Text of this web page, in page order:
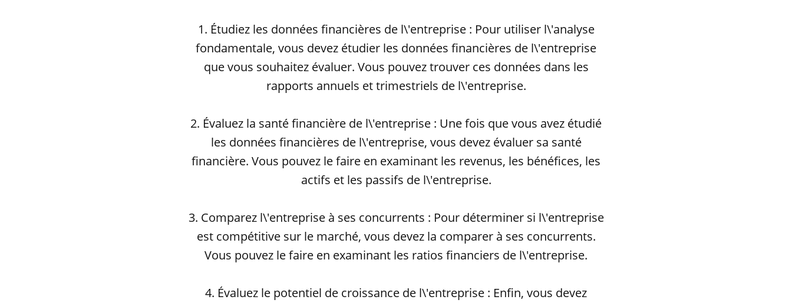
1. Étudiez les données financières de l\'entreprise : Pour utiliser l\'analyse
fondamentale, vous devez étudier les données financières de l\'entreprise
que vous souhaitez évaluer. Vous pouvez trouver ces données dans les
rapports annuels et trimestriels de l\'entreprise.
2. Évaluez la santé financière de l\'entreprise : Une fois que vous avez étudié
les données financières de l\'entreprise, vous devez évaluer sa santé
financière. Vous pouvez le faire en examinant les revenus, les bénéfices, les
actifs et les passifs de l\'entreprise.
3. Comparez l\'entreprise à ses concurrents : Pour déterminer si l\'entreprise
est compétitive sur le marché, vous devez la comparer à ses concurrents.
Vous pouvez le faire en examinant les ratios financiers de l\'entreprise.
4. Évaluez le potentiel de croissance de l\'entreprise : Enfin, vous devez